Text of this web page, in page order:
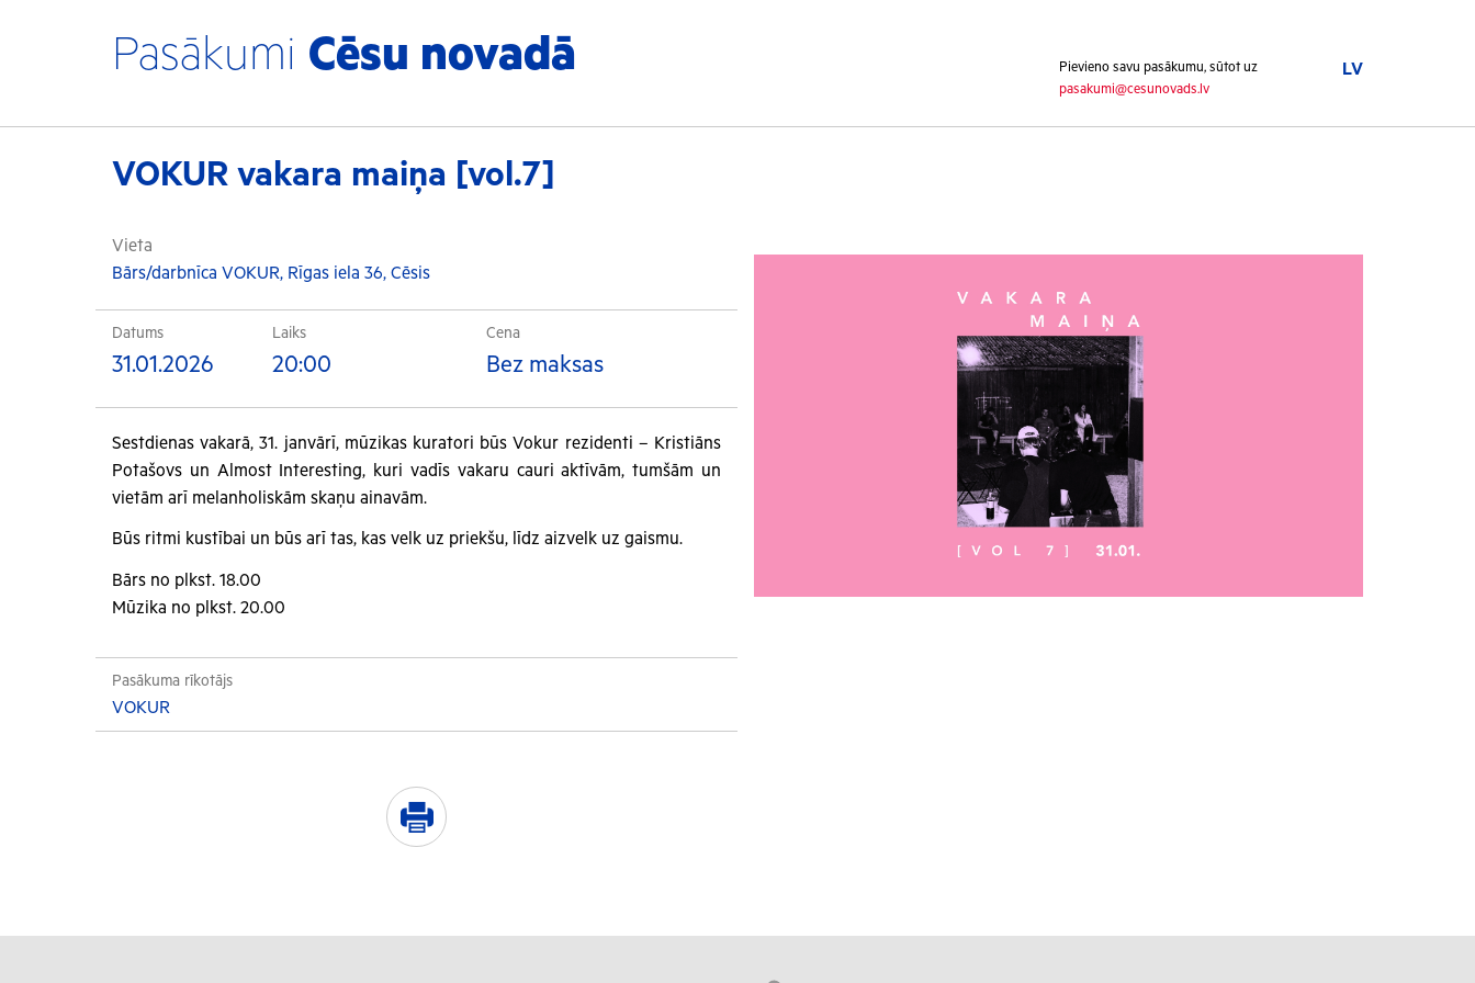
Pasākumi Cēsu novadā LV
Pievieno savu pasākumu, sūtot uz
pasakumi@cesunovads.lv
VOKUR vakara maiņa [vol.7]
Vieta
Bārs/darbnīca VOKUR, Rīgas iela 36, Cēsis
Datums
31.01.2026
Laiks
20:00
Cena
Bez maksas
Sestdienas vakarā, 31. janvārī, mūzikas kuratori būs Vokur rezidenti – Kristiāns
Potašovs un Almost Interesting, kuri vadīs vakaru cauri aktīvām, tumšām un
vietām arī melanholiskām skaņu ainavām.
Būs ritmi kustībai un būs arī tas, kas velk uz priekšu, līdz aizvelk uz gaismu.
Bārs no plkst. 18.00
Mūzika no plkst. 20.00
Pasākuma rīkotājs
VOKUR